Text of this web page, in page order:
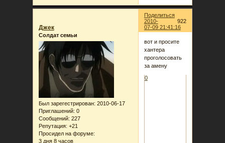
Поделиться
922
2010-
07-09 21:41:16
Джек
Солдат семьи
Был зарегестрирован: 2010-06-17
Приглашений: 0
Сообщений: 227
Репутация: +21
Просидел на форуме:
3 дня 8 часов
вот и просите
хантера
проголосовать
за амену
0